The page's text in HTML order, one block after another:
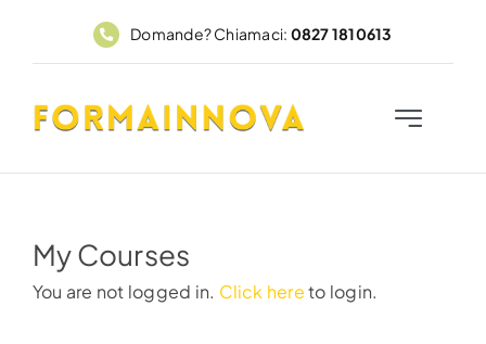
Domande? Chiamaci: 0827 1810613
Toggle
Home
Corsi
My Courses
You are not logged in. Click hereto login.